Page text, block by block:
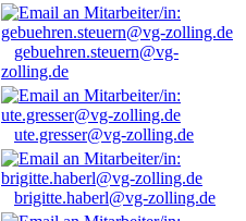
gebuehren.steuern@vg-
zolling.de
ute.gresser@vg-zolling.de
brigitte.haberl@vg-zolling.de